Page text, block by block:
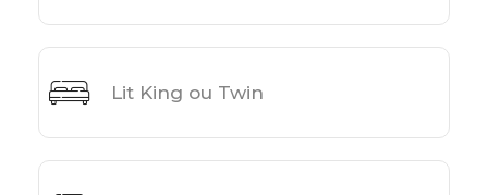
Lit King ou Twin